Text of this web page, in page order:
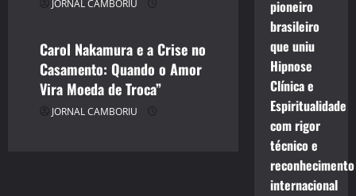
JORNAL CAMBORIU
JORNAL CAMBORIU
Carol Nakamura e a Crise no
Casamento: Quando o Amor
Vira Moeda de Troca”
JORNAL CAMBORIU
pioneiro
brasileiro
que uniu
Hipnose
Clínica e
Espiritualidade
com rigor
técnico e
reconhecimento
internacional